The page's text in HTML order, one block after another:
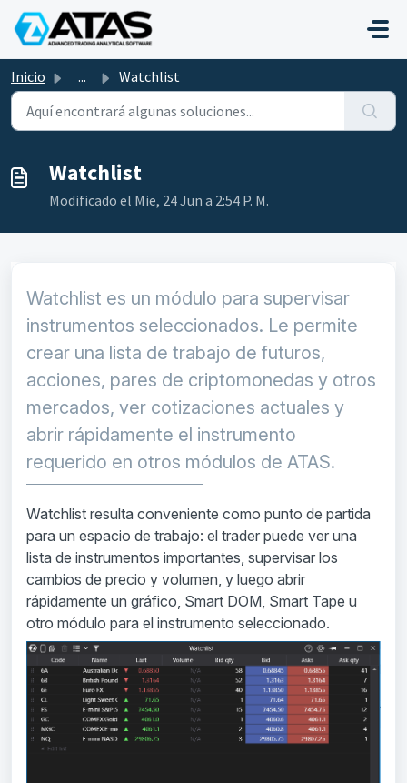
Saltar al contenido principal
Inicio ... Watchlist
Watchlist
Modificado el Mie, 24 Jun a 2:54 P. M.
Watchlist es un módulo para supervisar
instrumentos seleccionados. Le permite
crear una lista de trabajo de futuros,
acciones, pares de criptomonedas y otros
mercados, ver cotizaciones actuales y
abrir rápidamente el instrumento
requerido en otros módulos de ATAS.
Watchlist resulta conveniente como punto de partida
para un espacio de trabajo: el trader puede ver una
lista de instrumentos importantes, supervisar los
cambios de precio y volumen, y luego abrir
rápidamente un gráfico, Smart DOM, Smart Tape u
otro módulo para el instrumento seleccionado.